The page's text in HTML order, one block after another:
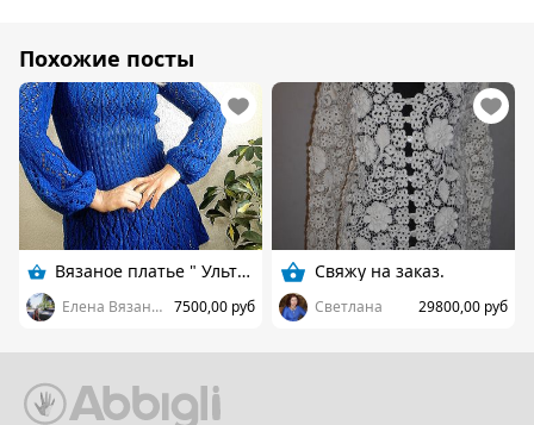
Похожие посты
Вязаное платье " Ультрамарин "
Елена Вязаный Эксклюзив 7500,00 руб
Свяжу на заказ.
Светлана 29800,00 руб